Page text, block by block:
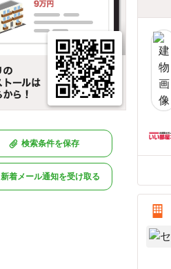
検索条件を保存
新着メール通知を受け取る